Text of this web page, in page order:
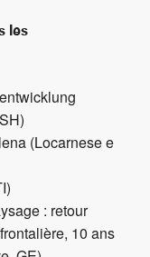
les
(Locarnese e
: retour
10 ans